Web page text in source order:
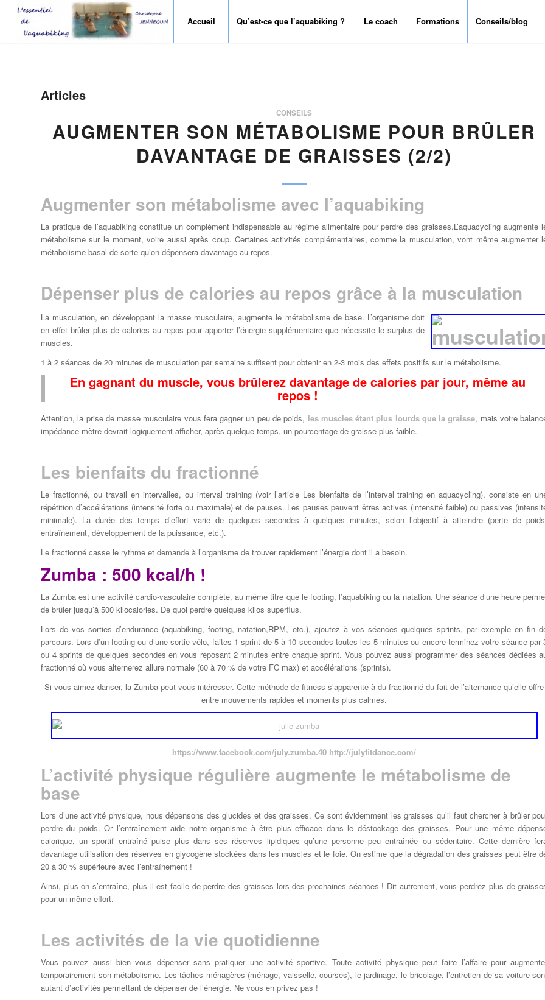
Accueil Qu’est-ce que l’aquabiking ? Le coach Formations Conseils/blog
Articles
CONSEILS
AUGMENTER SON MÉTABOLISME POUR BRÛLER
DAVANTAGE DE GRAISSES (2/2)
Augmenter son métabolisme avec l’aquabiking
La pratique de l’aquabiking constitue un complément indispensable au régime alimentaire pour perdre des graisses.L’aquacycling augmente
métabolisme sur le moment, voire aussi après coup. Certaines activités complémentaires, comme la musculation, vont même augmenter
métabolisme basal de sorte qu’on dépensera davantage au repos.
Dépenser plus de calories au repos grâce à la musculation
La musculation, en développant la masse musculaire, augmente le métabolisme de base. L’organisme doit
en effet brûler plus de calories au repos pour apporter l’énergie supplémentaire que nécessite le surplus de
muscles.
1 à 2 séances de 20 minutes de musculation par semaine suffisent pour obtenir en 2-3 mois des effets positifs sur le métabolisme.
En gagnant du muscle, vous brûlerez davantage de calories par jour, même au
repos !
Attention, la prise de masse musculaire vous fera gagner un peu de poids, les muscles étant plus lourds que la graisse, mais votre
impédance-mètre devrait logiquement afficher, après quelque temps, un pourcentage de graisse plus faible.
Les bienfaits du fractionné
Le fractionné, ou travail en intervalles, ou interval training (voir l’article Les bienfaits de l’interval training en aquacycling), consiste en
répétition d’accélérations (intensité forte ou maximale) et de pauses. Les pauses peuvent êtres actives (intensité faible) ou passives
minimale). La durée des temps d’effort varie de quelques secondes à quelques minutes, selon l’objectif à atteindre (perte de
entraînement, développement de la puissance, etc.).
Le fractionné casse le rythme et demande à l’organisme de trouver rapidement l’énergie dont il a besoin.
Zumba : 500 kcal/h !
La Zumba est une activité cardio-vasculaire complète, au même titre que le footing, l’aquabiking ou la natation. Une séance d’une heure
de brûler jusqu’à 500 kilocalories. De quoi perdre quelques kilos superflus.
Lors de vos sorties d’endurance (aquabiking, footing, natation,RPM, etc.), ajoutez à vos séances quelques sprints, par exemple en fin
parcours. Lors d’un footing ou d’une sortie vélo, faites 1 sprint de 5 à 10 secondes toutes les 5 minutes ou encore terminez votre séance par
ou 4 sprints de quelques secondes en vous reposant 2 minutes entre chaque sprint. Vous pouvez aussi programmer des séances dédiées
fractionné où vous alternerez allure normale (60 à 70 % de votre FC max) et accélérations (sprints).
Si vous aimez danser, la Zumba peut vous intéresser. Cette méthode de fitness s’apparente à du fractionné du fait de l’alternance qu’elle offre
entre mouvements rapides et moments plus calmes.
https://www.facebook.com/july.zumba.40 http://julyfitdance.com/
L’activité physique régulière augmente le métabolisme de
base
Lors d’une activité physique, nous dépensons des glucides et des graisses. Ce sont évidemment les graisses qu’il faut chercher à brûler
perdre du poids. Or l’entraînement aide notre organisme à être plus efficace dans le déstockage des graisses. Pour une même
calorique, un sportif entraîné puise plus dans ses réserves lipidiques qu’une personne peu entraînée ou sédentaire. Cette dernière
davantage utilisation des réserves en glycogène stockées dans les muscles et le foie. On estime que la dégradation des graisses peut être
20 à 30 % supérieure avec l’entraînement !
Ainsi, plus on s’entraîne, plus il est facile de perdre des graisses lors des prochaines séances ! Dit autrement, vous perdrez plus de
pour un même effort.
Les activités de la vie quotidienne
Vous pouvez aussi bien vous dépenser sans pratiquer une activité sportive. Toute activité physique peut faire l’affaire pour
temporairement son métabolisme. Les tâches ménagères (ménage, vaisselle, courses), le jardinage, le bricolage, l’entretien de sa voiture
autant d’activités permettant de dépenser de l’énergie. Ne vous en privez pas !